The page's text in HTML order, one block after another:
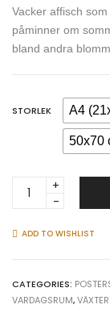
Vacker affisch
påminner om
bland andra
STORLEK A4
50x70
Vacker
blomkrans
Mörk
poster
quantity
ADD TO WISHLIST
CATEGORIES:
VARDAGSRUM,